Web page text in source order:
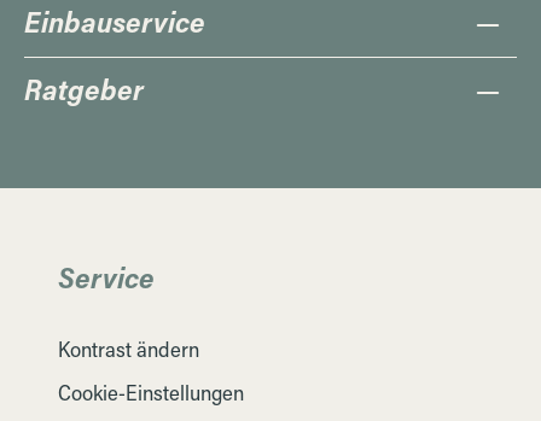
Einbauservice
Ratgeber
Service
Kontrast ändern
Cookie-Einstellungen